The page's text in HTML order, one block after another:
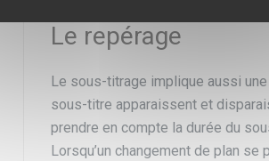
Le repérage
Le sous-titrage implique aussi
sous-titre apparaissent et
prendre en compte la durée du
Lorsqu’un changement de plan